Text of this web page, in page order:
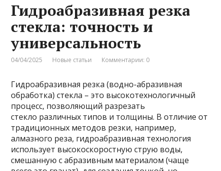
Гидроабразивная резка
стекла: точность и
универсальность
04/04/2025 Новые статьи Комментарии: 0
Гидроабразивная резка (водно-абразивная
обработка) стекла – это высокотехнологичный
процесс, позволяющий разрезать
стекло различных типов и толщины. В отличие от
традиционных методов резки, например,
алмазного реза, гидроабразивная технология
использует высокоскоростную струю воды,
смешанную с абразивным материалом (чаще